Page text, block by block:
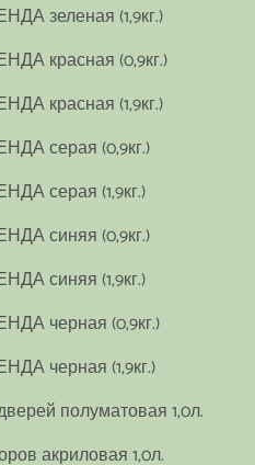
зеленая (1,9кг.)
красная (0,9кг.)
красная (1,9кг.)
серая (0,9кг.)
серая (1,9кг.)
синяя (0,9кг.)
синяя (1,9кг.)
черная (0,9кг.)
черная (1,9кг.)
полуматовая 1,0л.
акриловая 1,0л.